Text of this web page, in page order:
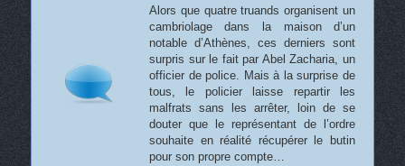
Alors que quatre truands organisent un
cambriolage dans la maison d’un
notable d’Athènes, ces derniers sont
surpris sur le fait par Abel Zacharia, un
officier de police. Mais à la surprise de
tous, le policier laisse repartir les
malfrats sans les arrêter, loin de se
douter que le représentant de l’ordre
souhaite en réalité récupérer le butin
pour son propre compte…